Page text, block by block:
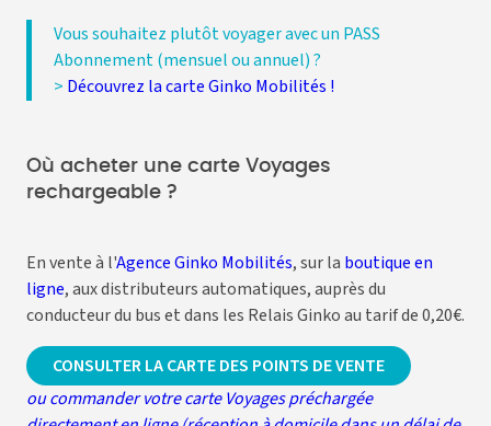
Vous souhaitez plutôt voyager avec un PASS
Abonnement (mensuel ou annuel) ?
> Découvrez la carte Ginko Mobilités !
Où acheter une carte Voyages
rechargeable ?
En vente à l'Agence Ginko Mobilités, sur la boutique en
ligne, aux distributeurs automatiques, auprès du
conducteur du bus et dans les Relais Ginko au tarif de 0,20€.
CONSULTER LA CARTE DES POINTS DE VENTE
ou commander votre carte Voyages préchargée